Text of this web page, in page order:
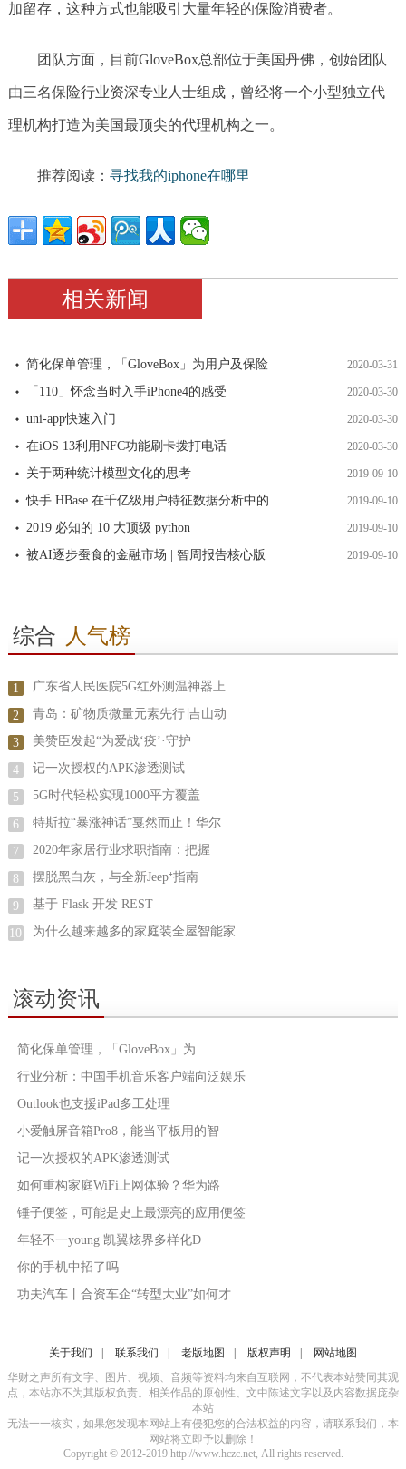
加留存，这种方式也能吸引大量年轻的保险消费者。
团队方面，目前GloveBox总部位于美国丹佛，创始团队
由三名保险行业资深专业人士组成，曾经将一个小型独立代
理机构打造为美国最顶尖的代理机构之一。
推荐阅读： 寻找我的iphone在哪里
相关新闻
简化保单管理，「GloveBox」为用户及保险 2020-03-31
「110」怀念当时入手iPhone4的感受 2020-03-30
uni-app快速入门 2020-03-30
在iOS 13利用NFC功能刷卡拨打电话 2020-03-30
关于两种统计模型文化的思考 2019-09-10
快手 HBase 在千亿级用户特征数据分析中的 2019-09-10
2019 必知的 10 大顶级 python 2019-09-10
被AI逐步蚕食的金融市场 | 智周报告核心版 2019-09-10
综合 人气榜
1 广东省人民医院5G红外测温神器上
2 青岛：矿物质微量元素先行∣吉山动
3 美赞臣发起“为爱战‘疫’·守护
4 记一次授权的APK渗透测试
5 5G时代轻松实现1000平方覆盖
6 特斯拉“暴涨神话”戛然而止！华尔
7 2020年家居行业求职指南：把握
8 摆脱黑白灰，与全新Jeep⁺指南
9 基于 Flask 开发 REST
10 为什么越来越多的家庭装全屋智能家
滚动资讯
简化保单管理，「GloveBox」为
行业分析：中国手机音乐客户端向泛娱乐
Outlook也支援iPad多工处理
小爱触屏音箱Pro8，能当平板用的智
记一次授权的APK渗透测试
如何重构家庭WiFi上网体验？华为路
锤子便签，可能是史上最漂亮的应用便签
年轻不一young 凯翼炫界多样化D
你的手机中招了吗
功夫汽车丨合资车企“转型大业”如何才
关于我们 联系我们 老版地图 版权声明
网站地图
华财之声所有文字、图片、视频、音频等资料均来自互联网，不代表本站赞同其观
点，本站亦不为其版权负责。相关作品的原创性、文中陈述文字以及内容数据庞杂
本站
无法一一核实，如果您发现本网站上有侵犯您的合法权益的内容，请联系我们，本
网站将立即予以删除！
Copyright © 2012-2019 http://www.hczc.net, All rights reserved.